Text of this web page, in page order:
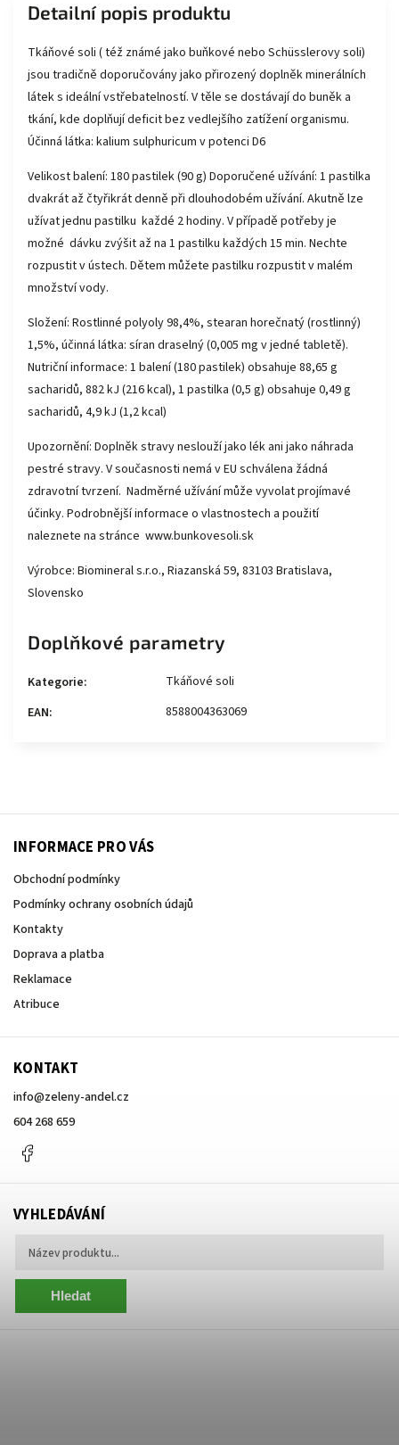
Detailní popis produktu
Tkáňové soli ( též známé jako buňkové nebo Schüsslerovy soli)
jsou tradičně doporučovány jako přirozený doplněk minerálních
látek s ideální vstřebatelností. V těle se dostávají do buněk a
tkání, kde doplňují deficit bez vedlejšího zatížení organismu.
Účinná látka:​ kalium sulphuricum v potenci D6
Velikost balení:​ 180 pastilek (90 g) Doporučené užívání: 1 pastilka
dvakrát až čtyřikrát denně při dlouhodobém užívání. Akutně lze
užívat jednu pastilku každé 2 hodiny. V případě potřeby je
možné dávku zvýšit až na 1 pastilku každých 15 min. Nechte
rozpustit v ústech. Dětem můžete pastilku rozpustit v malém
množství vody.
Složení: Rostlinné polyoly 98,4%, stearan horečnatý (rostlinný)
1,5%, účinná látka: síran draselný (0,005 mg v jedné tabletě).
Nutriční informace: 1 balení (180 pastilek) obsahuje 88,65 g
sacharidů, 882 kJ (216 kcal), 1 pastilka (0,5 g) obsahuje 0,49 g
sacharidů, 4,9 kJ (1,2 kcal)
Upozornění: Doplněk stravy neslouží jako lék ani jako náhrada
pestré stravy. V současnosti nemá v EU schválena žádná
zdravotní tvrzení. Nadměrné užívání může vyvolat projímavé
účinky. Podrobnější informace o vlastnostech a použití
naleznete na stránce www.bunkovesoli.sk
Výrobce: Biomineral s.r.o., Riazanská 59, 83103 Bratislava,
Slovensko
Doplňkové parametry
Kategorie:
Tkáňové soli
EAN: 8588004363069
INFORMACE PRO VÁS
Obchodní podmínky
Podmínky ochrany osobních údajů
Kontakty
Doprava a platba
Reklamace
Atribuce
KONTAKT
info@zeleny-andel.cz
604 268 659
VYHLEDÁVÁNÍ
Hledat